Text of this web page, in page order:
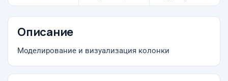
Описание
Моделирование и визуализация колонки